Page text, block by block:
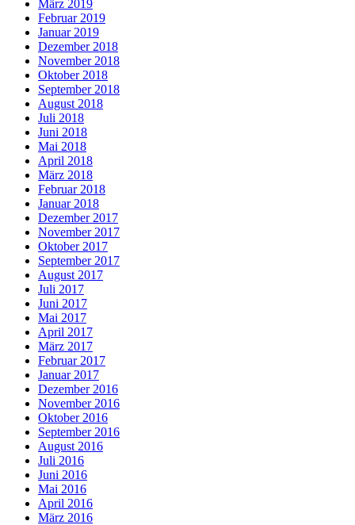
März 2019
Februar 2019
Januar 2019
Dezember 2018
November 2018
Oktober 2018
September 2018
August 2018
Juli 2018
Juni 2018
Mai 2018
April 2018
März 2018
Februar 2018
Januar 2018
Dezember 2017
November 2017
Oktober 2017
September 2017
August 2017
Juli 2017
Juni 2017
Mai 2017
April 2017
März 2017
Februar 2017
Januar 2017
Dezember 2016
November 2016
Oktober 2016
September 2016
August 2016
Juli 2016
Juni 2016
Mai 2016
April 2016
März 2016